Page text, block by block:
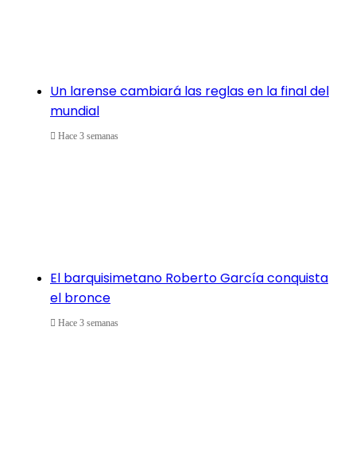
Un larense cambiará las reglas en la final del
mundial
Hace 3 semanas
El barquisimetano Roberto García conquista
el bronce
Hace 3 semanas